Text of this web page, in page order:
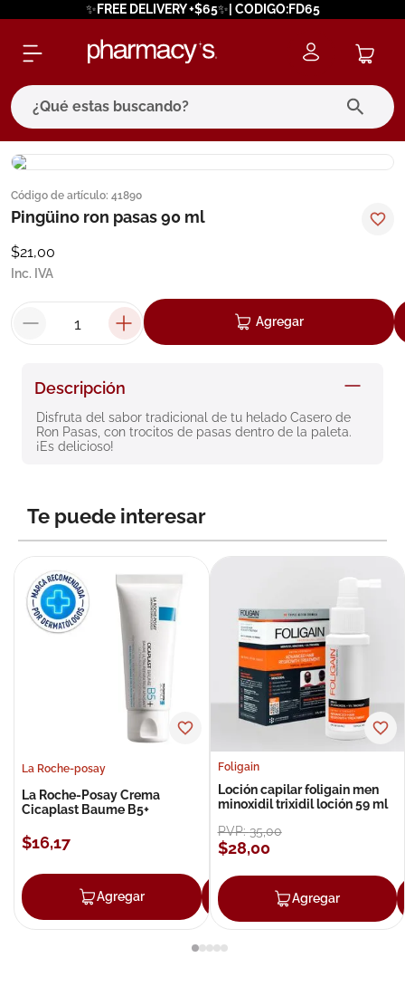
✨FREE DELIVERY +$65✨| CODIGO:FD65
¿Qué estas buscando?
Código de artículo: 41890
Pingüino ron pasas 90 ml
$21,00
Inc. IVA
Agregar
Descripción
Disfruta del sabor tradicional de tu helado Casero de
Ron Pasas, con trocitos de pasas dentro de la paleta.
¡Es delicioso!
Te puede interesar
La Roche-posay
La Roche-Posay Crema
Cicaplast Baume B5+
$16,17
Agregar Agregar
Foligain
Loción capilar foligain men
minoxidil trixidil loción 59 ml
PVP:35,00
$28,00
Agregar
términos más buscados
1. eucerin
cerave
7. isdin
8. roche posay
9. pañales